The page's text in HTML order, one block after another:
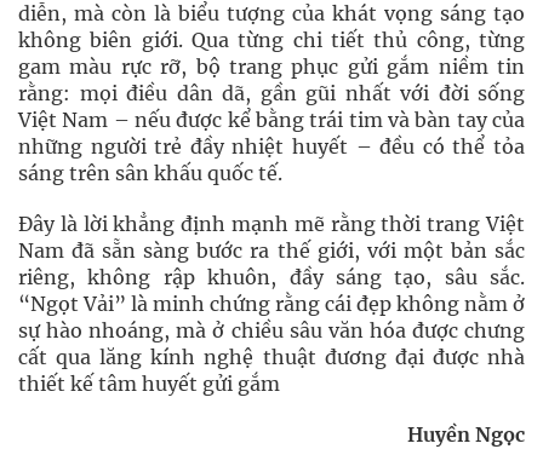
diễn, mà còn là biểu tượng của khát vọng sáng tạo
không biên giới. Qua từng chi tiết thủ công, từng
gam màu rực rỡ, bộ trang phục gửi gắm niềm tin
rằng: mọi điều dân dã, gần gũi nhất với đời sống
Việt Nam – nếu được kể bằng trái tim và bàn tay của
những người trẻ đầy nhiệt huyết – đều có thể tỏa
sáng trên sân khấu quốc tế.
Đây là lời khẳng định mạnh mẽ rằng thời trang Việt
Nam đã sẵn sàng bước ra thế giới, với một bản sắc
riêng, không rập khuôn, đầy sáng tạo, sâu sắc.
“Ngọt Vải” là minh chứng rằng cái đẹp không nằm ở
sự hào nhoáng, mà ở chiều sâu văn hóa được chưng
cất qua lăng kính nghệ thuật đương đại được nhà
thiết kế tâm huyết gửi gắm
Huyền Ngọc